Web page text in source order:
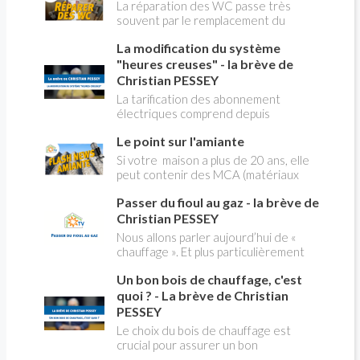
Gaspar pour le gaz, il n'a pas de nom et ne
soulève aucune polémique.
La réparation des WC passe très
souvent par le remplacement du
expliquer
La modification du système
"heures creuses" - la brève de
Christian PESSEY
La tarification des abonnement
électriques comprend depuis
pleines, heures creuses. Aujourd'hui
Christian PESSEY vous explique tout
ce qu'il faut savoir sur la nouvelle
modification du système "heures
creuses" qui concerne près de 15
millions de Français !
Le point sur l'amiante
Si votre maison a plus de 20 ans, elle
peut contenir des MCA (matériaux
panique, on fait le point dans notre
flash news n°3 spéciale Amiante et
ses dangers avec Christian Pessey
Passer du fioul au gaz - la brève de
Christian PESSEY
Nous allons parler aujourd’hui de «
chauffage ». Et plus particulièrement
aborder l’abandon du fioul au profit du
gaz.
Un bon bois de chauffage, c'est
quoi ? - La brève de Christian
PESSEY
Le choix du bois de chauffage est
crucial pour assurer un bon